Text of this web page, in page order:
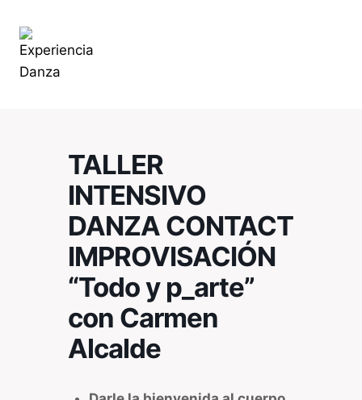
TALLER
INTENSIVO
DANZA CONTACT
IMPROVISACIÓN
“Todo y p_arte”
con Carmen
Alcalde